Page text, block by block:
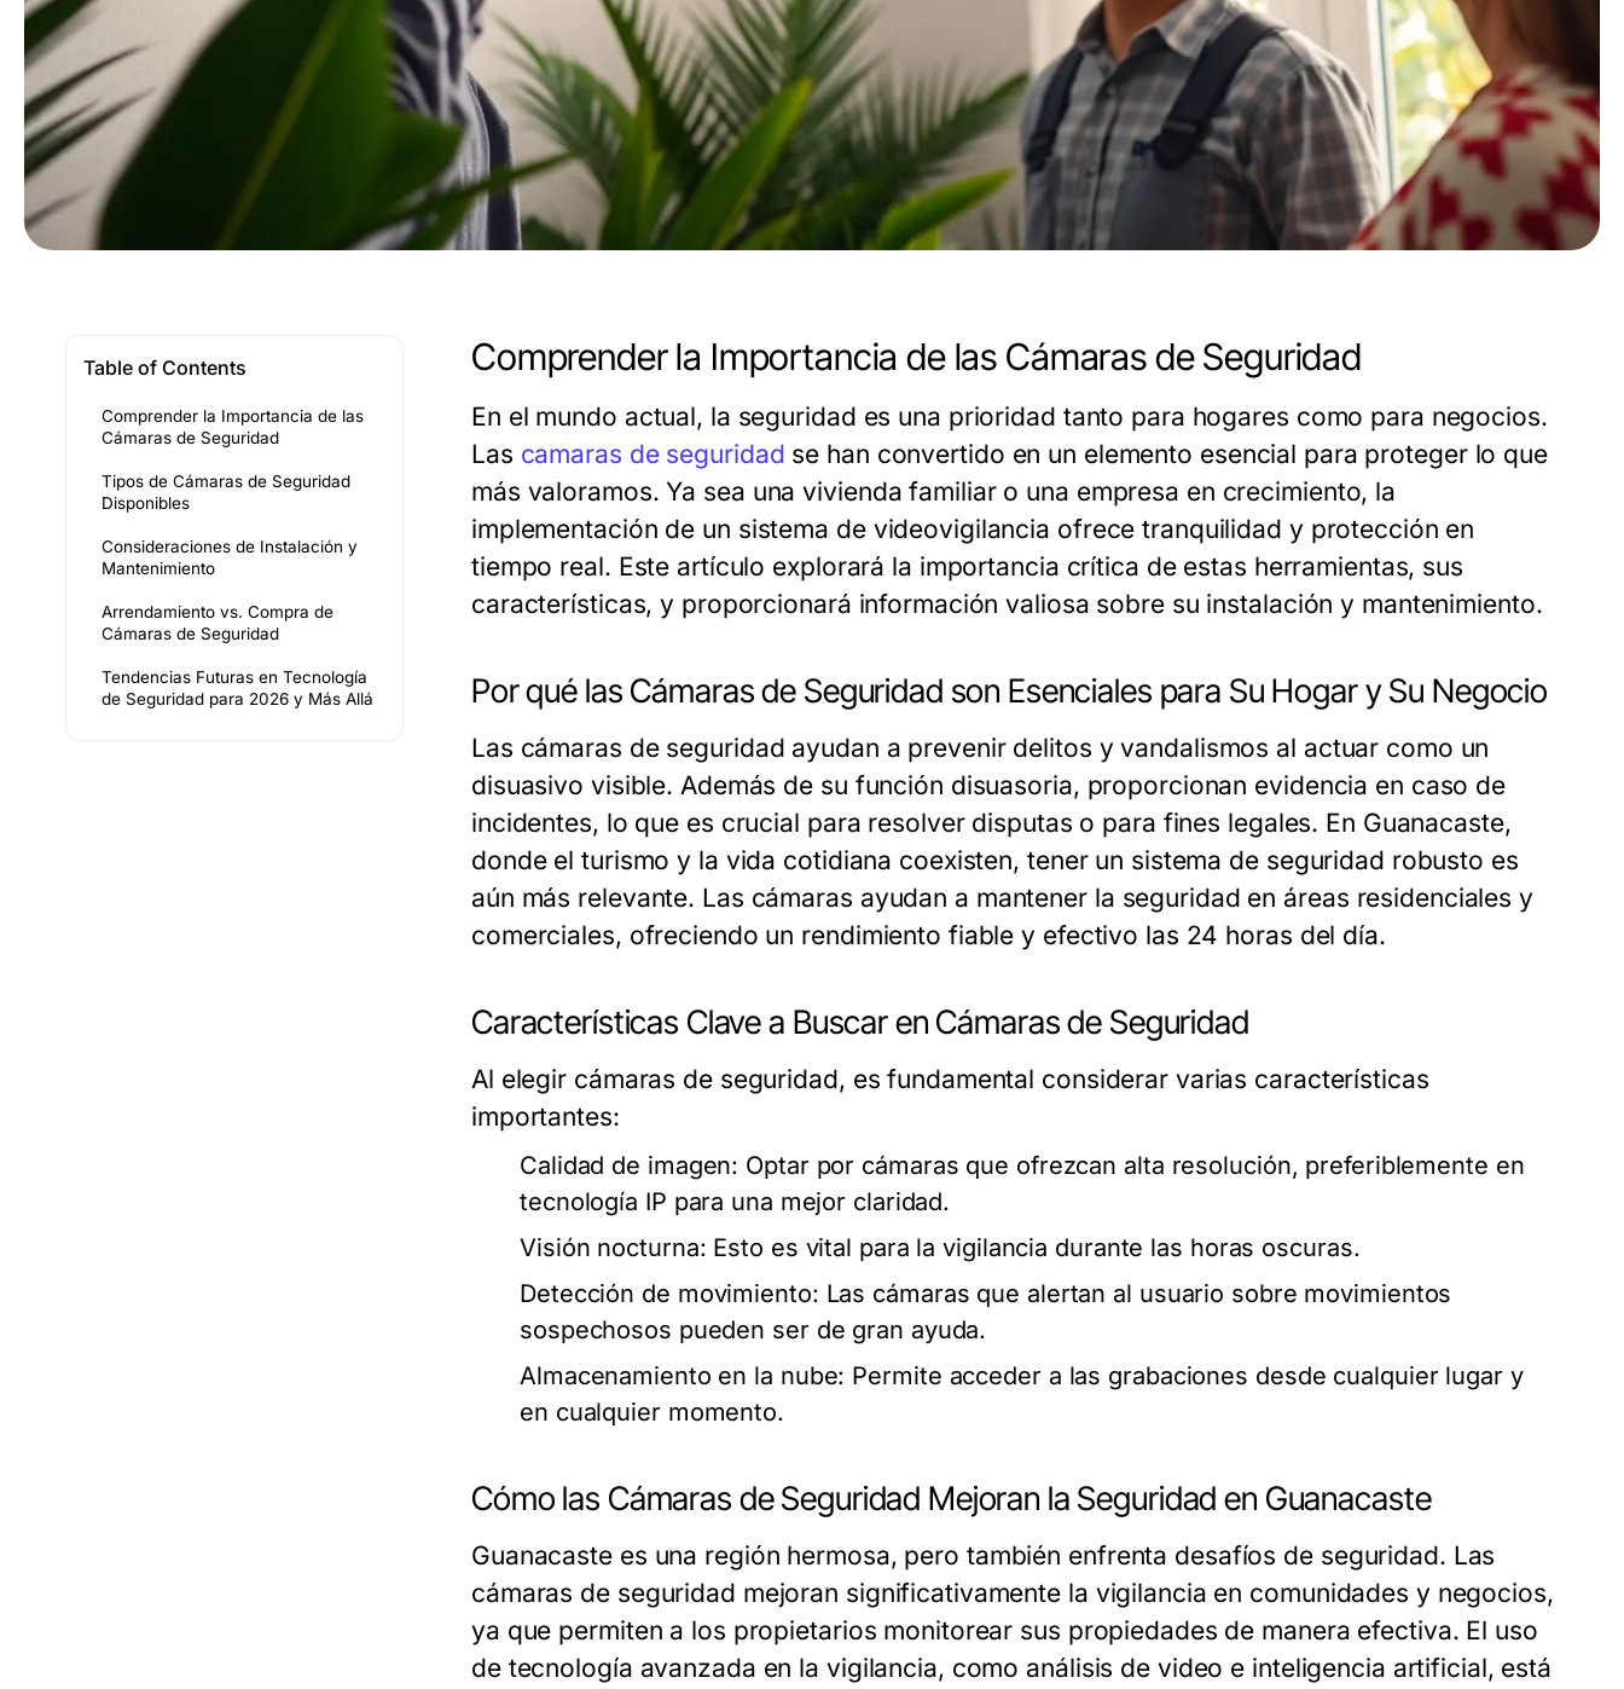
Table of Contents
Comprender la Importancia de las
Cámaras de Seguridad
Tipos de Cámaras de Seguridad
Disponibles
Consideraciones de Instalación y
Mantenimiento
Arrendamiento vs. Compra de
Cámaras de Seguridad
Tendencias Futuras en Tecnología
de Seguridad para 2026 y Más Allá
Comprender la Importancia de las Cámaras de Seguridad
En el mundo actual, la seguridad es una prioridad tanto para hogares como para negocios.
Las camaras de seguridad se han convertido en un elemento esencial para proteger lo que
más valoramos. Ya sea una vivienda familiar o una empresa en crecimiento, la
implementación de un sistema de videovigilancia ofrece tranquilidad y protección en
tiempo real. Este artículo explorará la importancia crítica de estas herramientas, sus
características, y proporcionará información valiosa sobre su instalación y mantenimiento.
Por qué las Cámaras de Seguridad son Esenciales para Su Hogar y Su Negocio
Las cámaras de seguridad ayudan a prevenir delitos y vandalismos al actuar como un
disuasivo visible. Además de su función disuasoria, proporcionan evidencia en caso de
incidentes, lo que es crucial para resolver disputas o para fines legales. En Guanacaste,
donde el turismo y la vida cotidiana coexisten, tener un sistema de seguridad robusto es
aún más relevante. Las cámaras ayudan a mantener la seguridad en áreas residenciales y
comerciales, ofreciendo un rendimiento fiable y efectivo las 24 horas del día.
Características Clave a Buscar en Cámaras de Seguridad
Al elegir cámaras de seguridad, es fundamental considerar varias características
importantes:
Calidad de imagen: Optar por cámaras que ofrezcan alta resolución, preferiblemente en
tecnología IP para una mejor claridad.
Visión nocturna: Esto es vital para la vigilancia durante las horas oscuras.
Detección de movimiento: Las cámaras que alertan al usuario sobre movimientos
sospechosos pueden ser de gran ayuda.
Almacenamiento en la nube: Permite acceder a las grabaciones desde cualquier lugar y
en cualquier momento.
Cómo las Cámaras de Seguridad Mejoran la Seguridad en Guanacaste
Guanacaste es una región hermosa, pero también enfrenta desafíos de seguridad. Las
cámaras de seguridad mejoran significativamente la vigilancia en comunidades y negocios,
ya que permiten a los propietarios monitorear sus propiedades de manera efectiva. El uso
de tecnología avanzada en la vigilancia, como análisis de video e inteligencia artificial, está